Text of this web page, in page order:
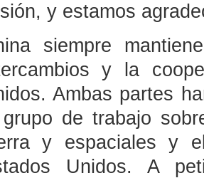
y estamos
siempre
y la
Ambas partes
de trabajo
y espaciales y
Unidos. A